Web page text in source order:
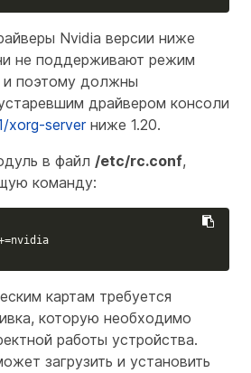
Nvidia версии ниже
не поддерживают режим
и поэтому должны
драйвером консоли
xorg-serverниже 1.20.
в файл /etc/rc.conf,
команду:
картам требуется
которую необходимо
работы устройства.
загрузить и установить